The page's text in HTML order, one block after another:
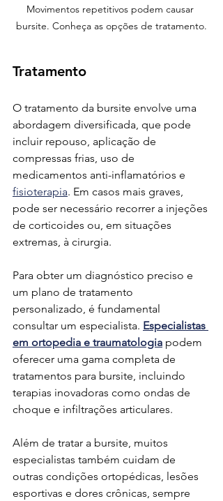
Movimentos repetitivos podem causar
bursite. Conheça as opções de tratamento.
Tratamento
O tratamento da bursite envolve uma
abordagem diversificada, que pode
incluir repouso, aplicação de
compressas frias, uso de
medicamentos anti-inflamatórios e
fisioterapia. Em casos mais graves,
pode ser necessário recorrer a injeções
de corticoides ou, em situações
extremas, à cirurgia.
Para obter um diagnóstico preciso e
um plano de tratamento
personalizado, é fundamental
consultar um especialista. Especialistas
em ortopedia e traumatologia podem
oferecer uma gama completa de
tratamentos para bursite, incluindo
terapias inovadoras como ondas de
choque e infiltrações articulares.
Além de tratar a bursite, muitos
especialistas também cuidam de
outras condições ortopédicas, lesões
esportivas e dores crônicas, sempre